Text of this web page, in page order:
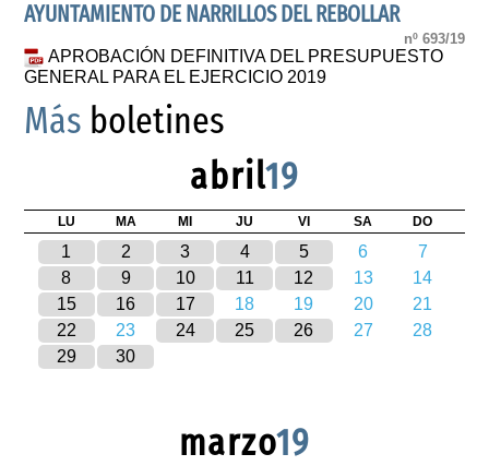
AYUNTAMIENTO DE NARRILLOS DEL REBOLLAR
nº 693/19
APROBACIÓN DEFINITIVA DEL PRESUPUESTO
GENERAL PARA EL EJERCICIO 2019
Más boletines
abril19
LU MA MI JU VI SA DO
1 2 3 4 5 6
7
8
9 10 11 12 13
14
15
16 17 18 19 20
21
22
23 24 25 26 27
28
29
30
marzo19